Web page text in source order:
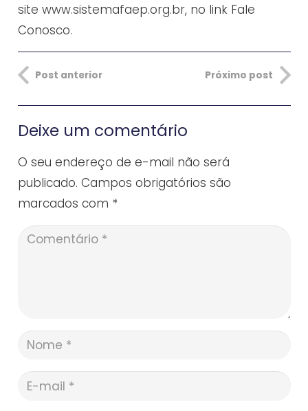
site www.sistemafaep.org.br, no link Fale
Conosco.
Post anterior Próximo post
Deixe um comentário
O seu endereço de e-mail não será
publicado. Campos obrigatórios são
marcados com *